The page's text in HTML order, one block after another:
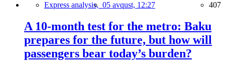
Express analysis, 05 avqust, 12:27 407
A 10-month test for the metro: Baku
prepares for the future, but how will
passengers bear today’s burden?